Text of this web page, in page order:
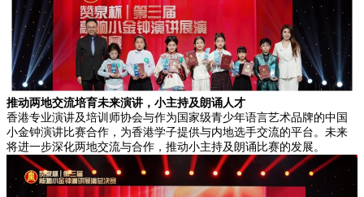
推动两地交流培育未来演讲 ， 小主持及朗诵 人才
香港专业演讲及培训师协会与作为国家级青少年语言艺术品牌的中国
小金钟演讲比赛合作，为香港学子提供与内地选手交流的平台。未来
将进一步深化两地交流与合作，推动小主持及朗诵比赛的发展。